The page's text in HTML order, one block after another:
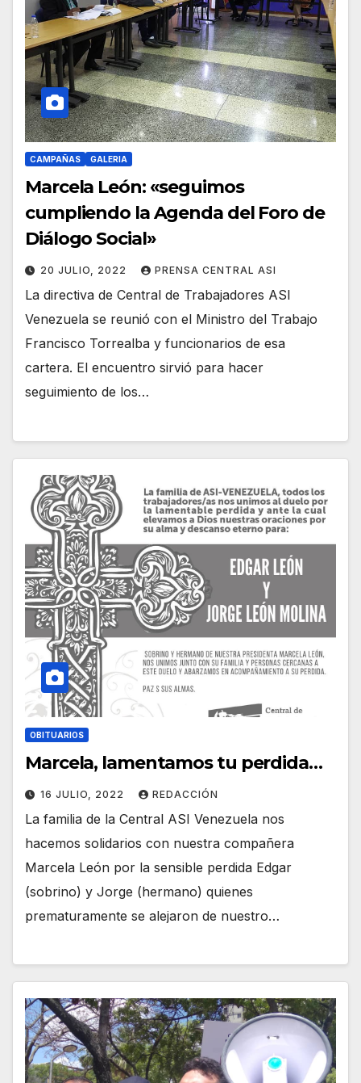
CAMPAÑAS GALERIA
Marcela León: «seguimos
cumpliendo la Agenda del Foro de
Diálogo Social»
20 JULIO, 2022 PRENSA CENTRAL ASI
La directiva de Central de Trabajadores ASI
Venezuela se reunió con el Ministro del Trabajo
Francisco Torrealba y funcionarios de esa
cartera. El encuentro sirvió para hacer
seguimiento de los…
OBITUARIOS
Marcela, lamentamos tu perdida…
16 JULIO, 2022 REDACCIÓN
La familia de la Central ASI Venezuela nos
hacemos solidarios con nuestra compañera
Marcela León por la sensible perdida Edgar
(sobrino) y Jorge (hermano) quienes
prematuramente se alejaron de nuestro…